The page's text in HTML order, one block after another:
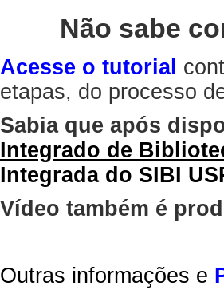
Não sabe
Acesse o tutorial
etapas, do processo
Sabia que após
Integrado de
Integrada do SIBI
Vídeo também é
Outras informações e